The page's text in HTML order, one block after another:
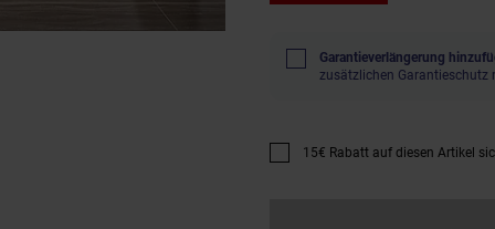
Garantieverlängerung
zusätzlichen Garantieschutz
Promotion "15€ Rabatt auf
15€ Rabatt auf diesen Artikel